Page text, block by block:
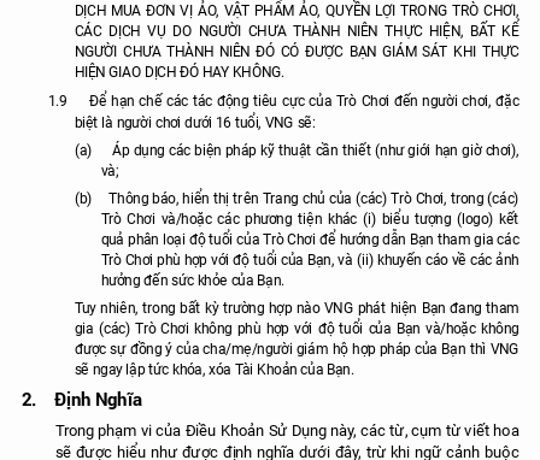
DỊCH MUA ĐƠN VỊ ẢO, VẬT PHẨM ẢO, QUYỀN LỢI TRONG TRÒ CHƠI,
CÁC DỊCH VỤ DO NGƯỜI CHƯA THÀNH NIÊN THỰC HIỆN, BẤT KỂ
NGƯỜI CHƯA THÀNH NIÊN ĐÓ CÓ ĐƯỢC BẠN GIÁM SÁT KHI THỰC
HIỆN GIAO DỊCH ĐÓ HAY KHÔNG.
1.9
Để hạn chế các tác động tiêu cực của Trò Chơi đến người chơi, đặc
biệt là người chơi dưới 16 tuổi, VNG sẽ:
(a)
Áp dụng các biện pháp kỹ thuật cần thiết (như giới hạn giờ chơi),
và;
(b)
Thông báo, hiển thị trên Trang chủ của (các) Trò Chơi, trong (các)
Trò Chơi và/hoặc các phương tiện khác (i) biểu tượng (logo) kết
quả phân loại độ tuổi của Trò Chơi để hướng dẫn Bạn tham gia các
Trò Chơi phù hợp với độ tuổi của Bạn, và (ii) khuyến cáo về các ảnh
hưởng đến sức khỏe của Bạn.
Tuy nhiên, trong bất kỳ trường hợp nào VNG phát hiện Bạn đang tham
gia (các) Trò Chơi không phù hợp với độ tuổi của Bạn và/hoặc không
được sự đồng ý của cha/mẹ/người giám hộ hợp pháp của Bạn thì VNG
sẽ ngay lập tức khóa, xóa Tài Khoản của Bạn.
2. Định Nghĩa
Trong phạm vi của Điều Khoản Sử Dụng này, các từ, cụm từ viết hoa
sẽ được hiểu như được định nghĩa dưới đây, trừ khi ngữ cảnh buộc